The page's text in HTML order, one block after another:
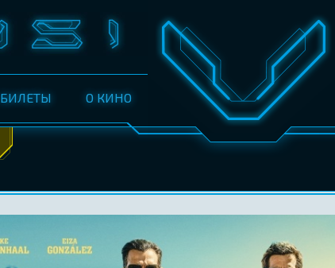
БИЛЕТЫ О КИНО